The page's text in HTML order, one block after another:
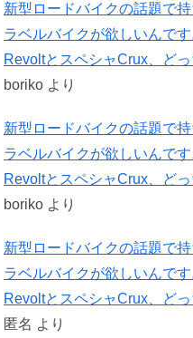
新型ロードバイクの話題で
ラベルバイクが欲しいんで
RevoltとスペシャCrux、ど
boriko より
新型ロードバイクの話題で
ラベルバイクが欲しいんで
RevoltとスペシャCrux、ど
boriko より
新型ロードバイクの話題で
ラベルバイクが欲しいんで
RevoltとスペシャCrux、ど
匿名 より